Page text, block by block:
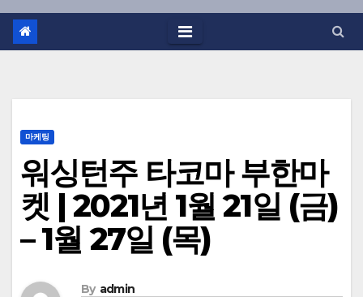
마케팅
워싱턴주 타코마 부한마
켓 | 2021년 1월 21일 (금)
– 1월 27일 (목)
By admin